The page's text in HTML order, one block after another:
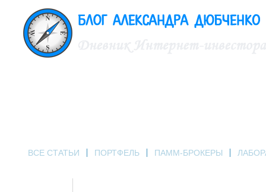
ВСЕ СТАТЬИ ПОРТФЕЛЬ ПАММ-БРОКЕРЫ